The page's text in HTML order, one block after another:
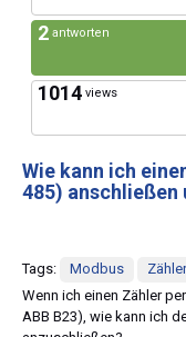
2 antworten
1014 views
Wie kann ich
485)
Tags: Modbus
Zähler
Wenn ich einen Zähler
ABB B23), wie kann ich